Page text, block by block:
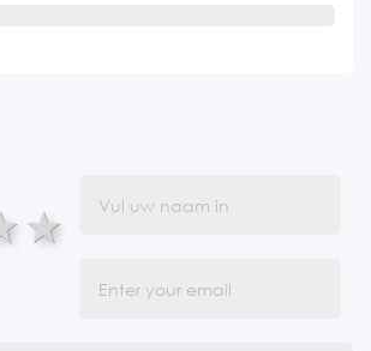
5 stars
4 stars
stars